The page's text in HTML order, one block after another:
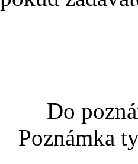
Do
Poznámka